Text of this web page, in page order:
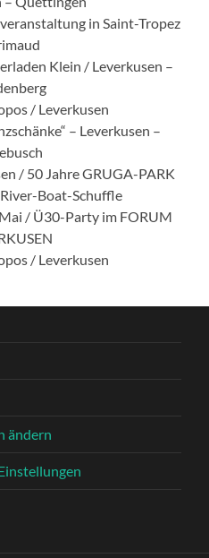
in Saint-Tropez
Klein / Leverkusen –
/ Leverkusen
– Leverkusen –
/ 50 Jahre GRUGA-PARK
Boat-Schuffle
/ Ü30-Party im FORUM
/ Leverkusen
ändern